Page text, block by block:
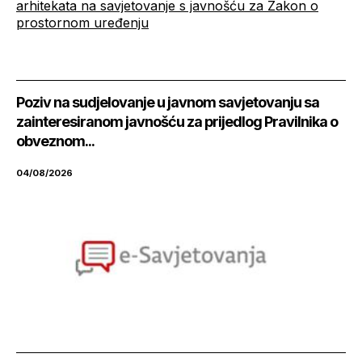
arhitekata na savjetovanje s javnošću za Zakon o
prostornom uređenju
Poziv na sudjelovanje u javnom savjetovanju sa
zainteresiranom javnošću za prijedlog Pravilnika o
obveznom...
04/08/2026